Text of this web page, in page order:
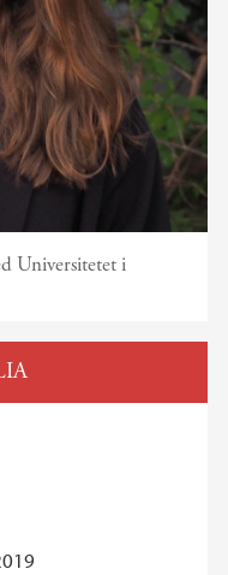
Universitetet i